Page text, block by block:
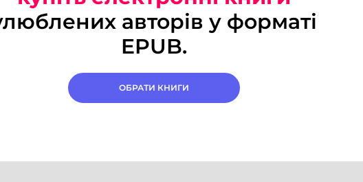
авторів у форматі
EPUB.
ОБРАТИ КНИГИ